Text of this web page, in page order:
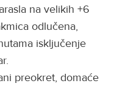
na velikih +6
odlučena,
isključenje
preokret, domaće